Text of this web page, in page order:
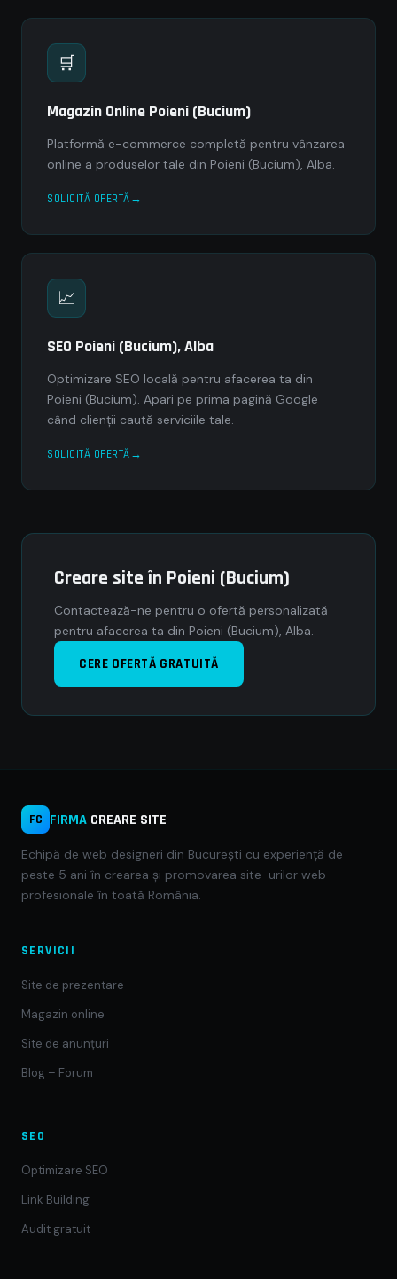
🛒
Magazin Online Poieni (Bucium)
Platformă e-commerce completă pentru vânzarea
online a produselor tale din Poieni (Bucium), Alba.
SOLICITĂ OFERTĂ
📈
SEO Poieni (Bucium), Alba
Optimizare SEO locală pentru afacerea ta din
Poieni (Bucium). Apari pe prima pagină Google
când clienții caută serviciile tale.
SOLICITĂ OFERTĂ
Creare site în Poieni (Bucium)
Contactează-ne pentru o ofertă personalizată
pentru afacerea ta din Poieni (Bucium), Alba.
CERE OFERTĂ GRATUITĂ
FC FIRMA CREARE SITE
Echipă de web designeri din București cu experiență de
peste 5 ani în crearea și promovarea site-urilor web
profesionale în toată România.
SERVICII
Site de prezentare
Magazin online
Site de anunțuri
Blog – Forum
SEO
Optimizare SEO
Link Building
Audit gratuit